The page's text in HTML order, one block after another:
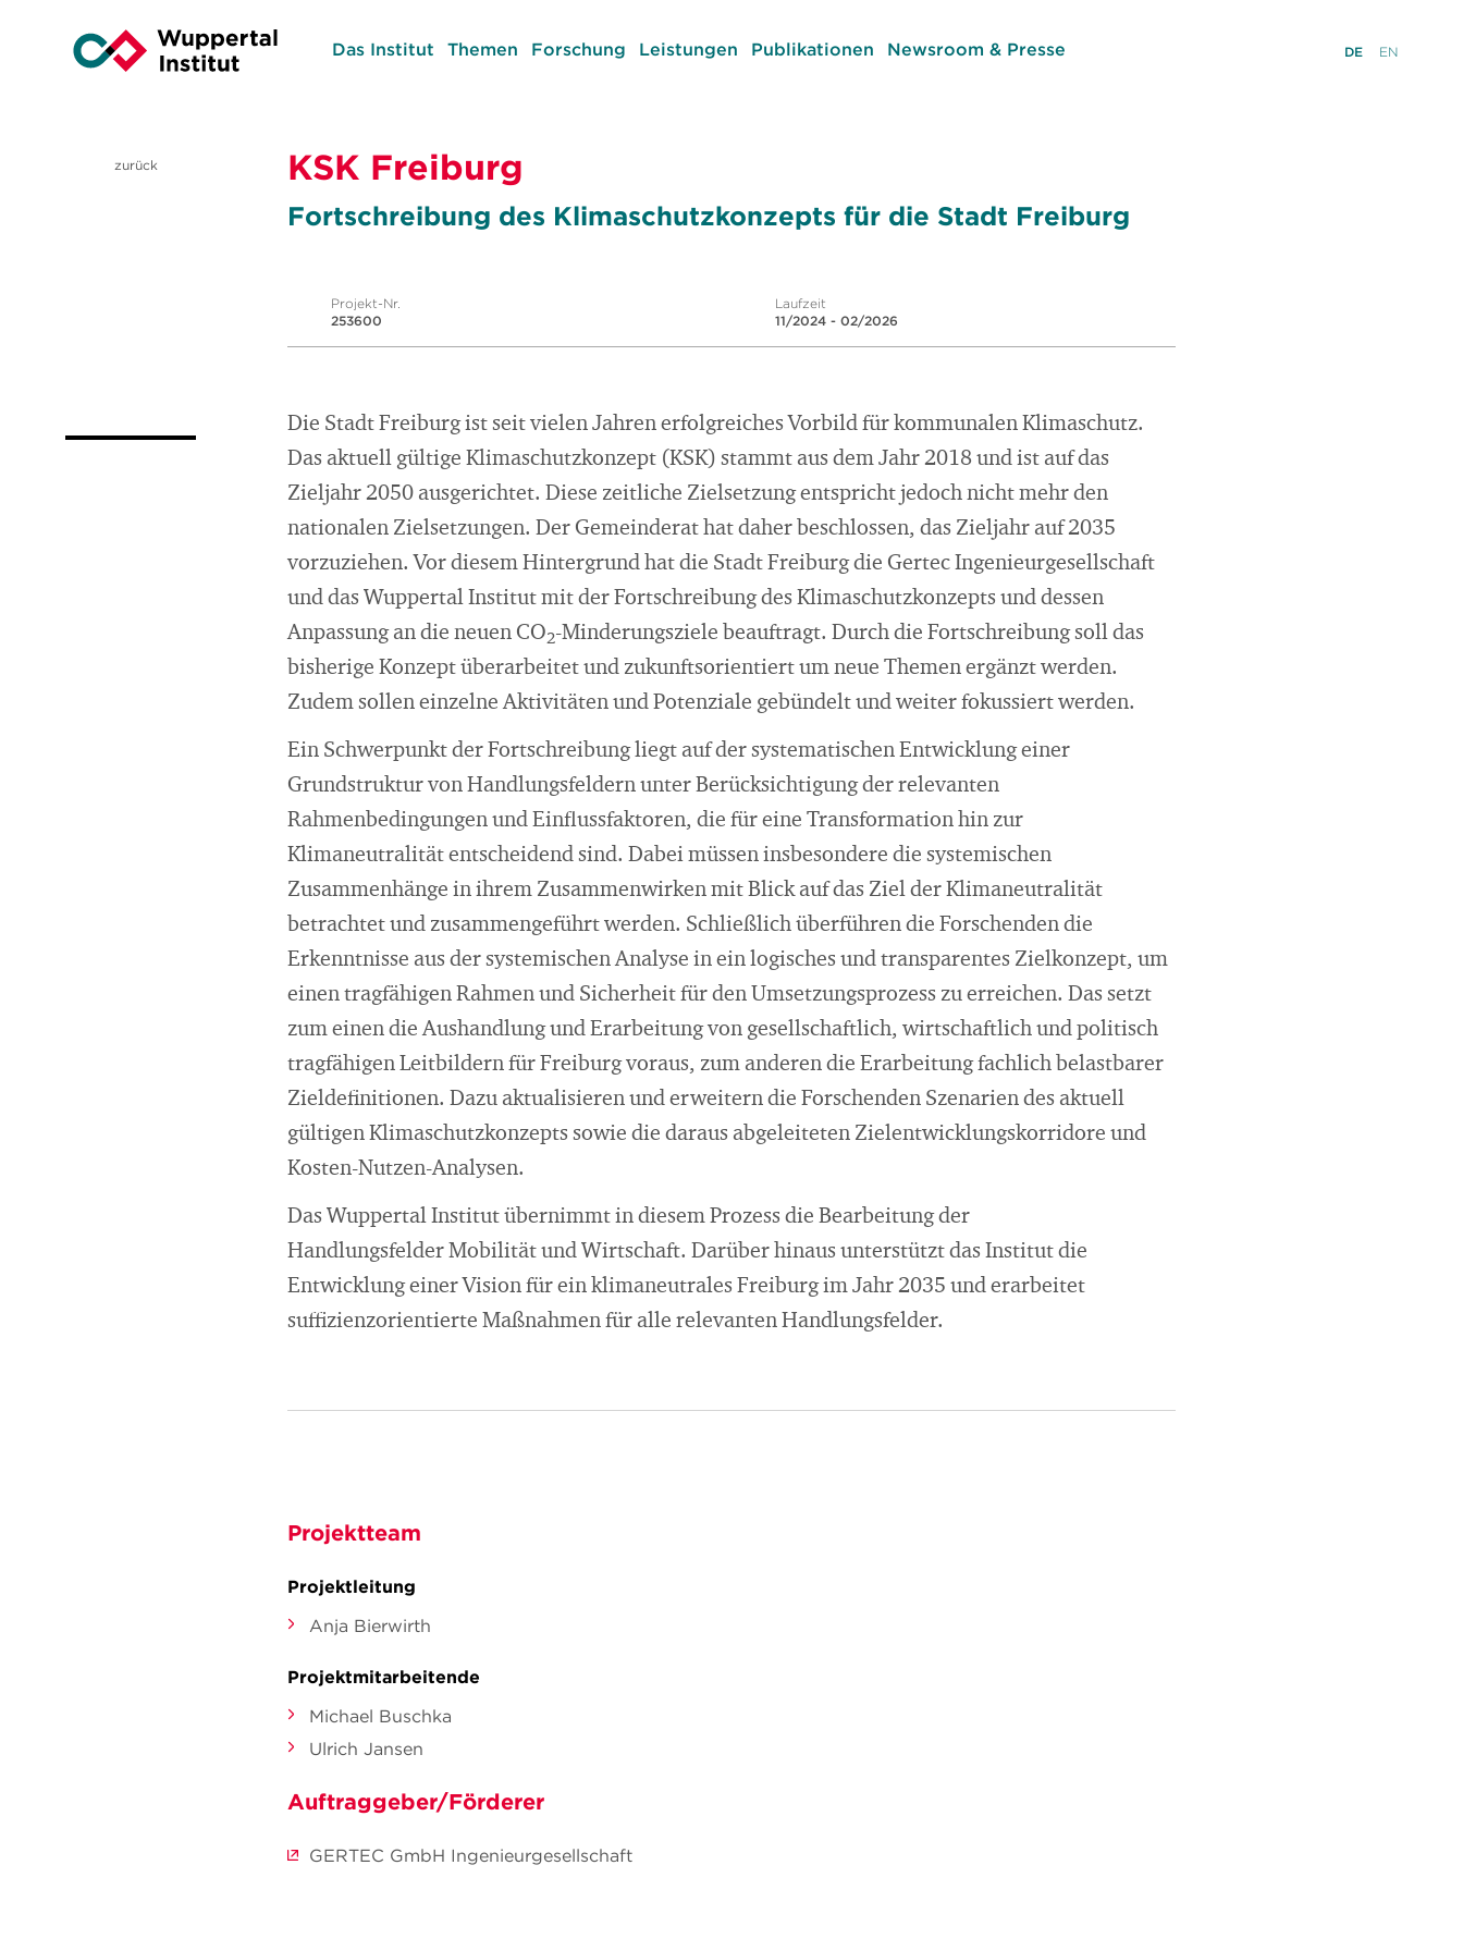
Das Institut Themen Forschung Leistungen Publikationen Newsroom & Presse DE EN
zurück KSK Freiburg
Fortschreibung des Klimaschutzkonzepts für die Stadt Freiburg
Projekt-Nr.
253600
Laufzeit
11/2024 - 02/2026
Die Stadt Freiburg ist seit vielen Jahren erfolgreiches Vorbild für kommunalen Klimaschutz.
Das aktuell gültige Klimaschutzkonzept (KSK) stammt aus dem Jahr 2018 und ist auf das
Zieljahr 2050 ausgerichtet. Diese zeitliche Zielsetzung entspricht jedoch nicht mehr den
nationalen Zielsetzungen. Der Gemeinderat hat daher beschlossen, das Zieljahr auf 2035
vorzuziehen. Vor diesem Hintergrund hat die Stadt Freiburg die Gertec Ingenieurgesellschaft
und das Wuppertal Institut mit der Fortschreibung des Klimaschutzkonzepts und dessen
Anpassung an die neuen CO2-Minderungsziele beauftragt. Durch die Fortschreibung soll das
bisherige Konzept überarbeitet und zukunftsorientiert um neue Themen ergänzt werden.
Zudem sollen einzelne Aktivitäten und Potenziale gebündelt und weiter fokussiert werden.
Ein Schwerpunkt der Fortschreibung liegt auf der systematischen Entwicklung einer
Grundstruktur von Handlungsfeldern unter Berücksichtigung der relevanten
Rahmenbedingungen und Einflussfaktoren, die für eine Transformation hin zur
Klimaneutralität entscheidend sind. Dabei müssen insbesondere die systemischen
Zusammenhänge in ihrem Zusammenwirken mit Blick auf das Ziel der Klimaneutralität
betrachtet und zusammengeführt werden. Schließlich überführen die Forschenden die
Erkenntnisse aus der systemischen Analyse in ein logisches und transparentes Zielkonzept, um
einen tragfähigen Rahmen und Sicherheit für den Umsetzungsprozess zu erreichen. Das setzt
zum einen die Aushandlung und Erarbeitung von gesellschaftlich, wirtschaftlich und politisch
tragfähigen Leitbildern für Freiburg voraus, zum anderen die Erarbeitung fachlich belastbarer
Zieldefinitionen. Dazu aktualisieren und erweitern die Forschenden Szenarien des aktuell
gültigen Klimaschutzkonzepts sowie die daraus abgeleiteten Zielentwicklungskorridore und
Kosten-Nutzen-Analysen.
Das Wuppertal Institut übernimmt in diesem Prozess die Bearbeitung der
Handlungsfelder Mobilität und Wirtschaft. Darüber hinaus unterstützt das Institut die
Entwicklung einer Vision für ein klimaneutrales Freiburg im Jahr 2035 und erarbeitet
suffizienzorientierte Maßnahmen für alle relevanten Handlungsfelder.
Projektteam
Projektleitung
Anja Bierwirth
Projektmitarbeitende
Michael Buschka
Ulrich Jansen
Auftraggeber/Förderer
GERTEC GmbH Ingenieurgesellschaft